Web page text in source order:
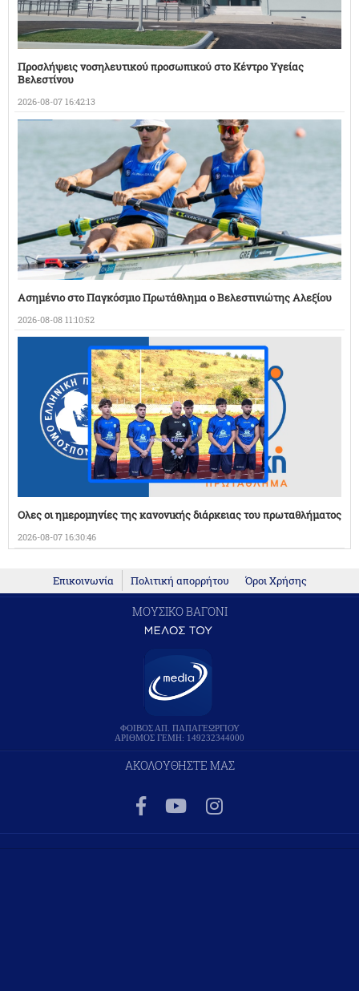
Προσλήψεις νοσηλευτικού προσωπικού στο Κέντρο Υγείας
Βελεστίνου
2026-08-07 16:42:13
Ασημένιο στο Παγκόσμιο Πρωτάθλημα ο Βελεστινιώτης Αλεξίου
2026-08-08 11:10:52
Ολες οι ημερομηνίες της κανονικής διάρκειας του πρωταθλήματος
2026-08-07 16:30:46
Επικοινωνία Πολιτική απορρήτου Όροι Χρήσης
ΜΟΥΣΙΚΟ ΒΑΓΟΝΙ
ΦΟΙΒΟΣ ΑΠ. ΠΑΠΑΓΕΩΡΓΙΟΥ
ΑΡΙΘΜΟΣ ΓΕΜΗ: 149232344000
ΑΚΟΛΟΥΘΗΣΤΕ ΜΑΣ